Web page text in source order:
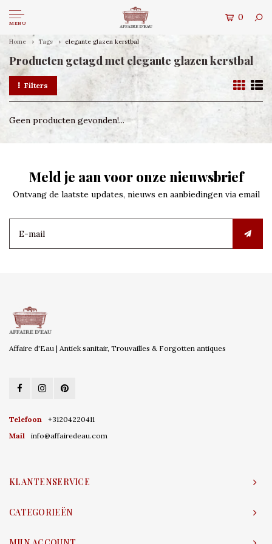
MENU
0
Home Tags elegante glazen kerstbal
Producten getagd met elegante glazen kerstbal
Filters
Geen producten gevonden!...
Meld je aan voor onze nieuwsbrief
Ontvang de laatste updates, nieuws en aanbiedingen via email
Affaire d'Eau | Antiek sanitair, Trouvailles & Forgotten antiques
Telefoon
+31204220411
Mail
info@affairedeau.com
KLANTENSERVICE
CATEGORIEËN